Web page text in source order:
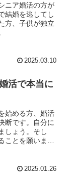
ニア婚活の方が
結婚を逃してし
方、子供が独立
2025.03.10
活で本当に
始める方、婚活
断です。自分に
しょう。そし
とを願いまし
2025.01.26